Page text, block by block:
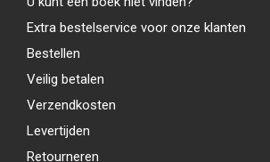
Extra bestelservice voor onze klanten
Bestellen
Veilig betalen
Verzendkosten
Levertijden
Retourneren